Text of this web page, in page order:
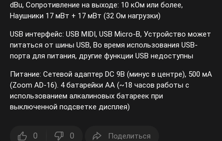
dBu, Сопротивление на выходе: 10 кОм или более,
Наушники 17 мВт + 17 мВт (32 Ом нагрузки)
USB интерфейс: USB MIDI, USB Micro-B, Устройство может
питаться от шины USB, Во время использования USB-
порта для питания, другие функции USB недоступны
Питание: Сетевой адаптер DC 9В (минус в центре), 500 мА
(Zoom AD-16). 4 батарейки AA (~18 часов работы с
использованием алкалиновых батареек при
выключенной подсветке дисплея)
0 0 Поделиться